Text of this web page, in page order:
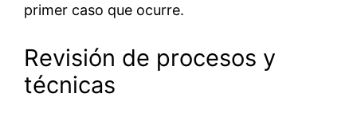
primer caso que ocurre.
Revisión de procesos y
técnicas